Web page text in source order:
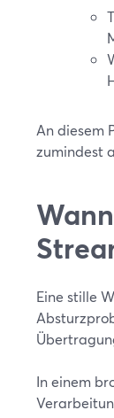
An diesem
zumindest
Eine stille
In einem